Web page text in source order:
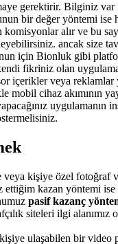
gerektirir. Bilginiz
bir değer yöntemi ise
alır ve bu
ancak size
için Bionluk gibi
fikriniz olan
içerikler veya reklamlar
cihaz akımının
uygulamanın
veya kişiye özel fotoğraf
kazan yöntemi
pasif kazanç
siteleri ilgi alanımız
ulaşabilen bir video